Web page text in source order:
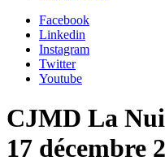
Facebook
Linkedin
Instagram
Twitter
Youtube
CJMD La
17 décembre